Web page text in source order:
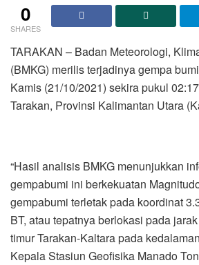
0
SHARES
TARAKAN – Badan Meteorologi,
(BMKG) merilis terjadinya gempa
Kamis (21/10/2021) sekira pukul
Tarakan, Provinsi Kalimantan Utara
“Hasil analisis BMKG menunjukkan
gempabumi ini berkekuatan
gempabumi terletak pada koordinat
BT, atau tepatnya berlokasi pada
timur Tarakan-Kaltara pada
Kepala Stasiun Geofisika Manado